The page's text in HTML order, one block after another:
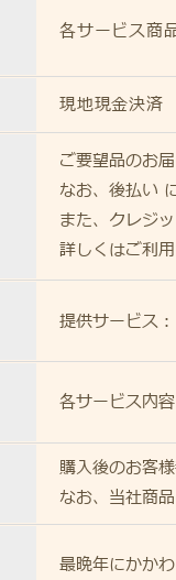
各サービス商
現地現金決済
ご要望品のお
なお、後払い
また、クレジ
詳しくはご利
提供サービス
各サービス内
購入後のお客
なお、当社商
最晩年にかか